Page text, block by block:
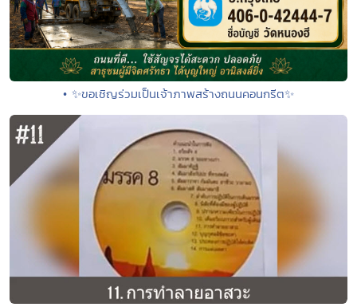
• ✨ขอเชิญร่วมเป็นเจ้าภาพสร้างถนนคอนกรีต✨